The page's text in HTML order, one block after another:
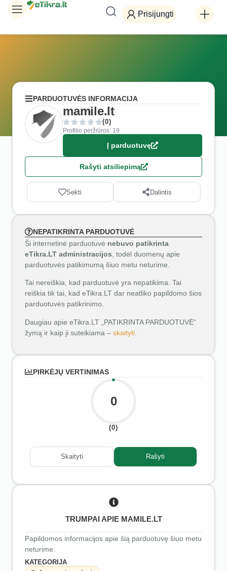
Prisijungti
PARDUOTUVĖS INFORMACIJA
mamile.lt
(0)
Profilio peržiūros: 19
Į parduotuvę
Rašyti atsiliepimą
Sekti Dalintis
NEPATIKRINTA PARDUOTUVĖ
Ši internetinė parduotuvė nebuvo patikrinta
eTikra.LT administracijos , todėl duomenų apie
parduotuvės patikimumą šiuo metu neturime.
Tai nereiškia, kad parduotuvė yra nepatikima. Tai
reiškia tik tai, kad eTikra.LT dar neatliko papildomo šios
parduotuvės patikrinimo.
Daugiau apie eTikra.LT „PATIKRINTA PARDUOTUVĖ“
žymą ir kaip ji suteikiama – skaityti
PIRKĖJŲ VERTINIMAS
0
(0)
Skaityti Rašyti
TRUMPAI APIE MAMILE.LT
Papildomos informacijos apie šią parduotuvę šiuo metu
neturime.
KATEGORIJA